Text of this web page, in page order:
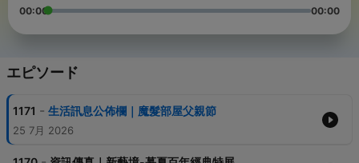
00:00 00:00
エピソード
1171 - 生活訊息公佈欄｜魔髮部屋父親節
25 7月 2026